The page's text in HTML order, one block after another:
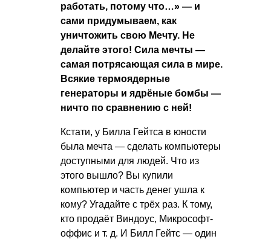
работать, потому что…» — и
сами придумываем, как
уничтожить свою Мечту. Не
делайте этого! Сила мечты —
самая потрясающая сила в мире.
Всякие термоядерные
генераторы и ядрёные бомбы —
ничто по сравнению с ней!
Кстати, у Билла Гейтса в юности
была мечта — сделать компьютеры
доступными для людей. Что из
этого вышло? Вы купили
компьютер и часть денег ушла к
кому? Угадайте с трёх раз. К тому,
кто продаёт Виндоус, Микрософт-
оффис и т. д. И Билл Гейтс — один